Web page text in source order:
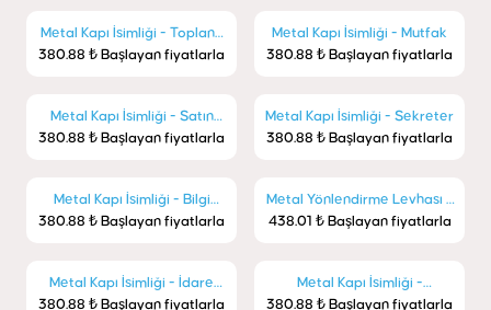
Metal Kapı İsimliği - Toplantı
Odası
380.88 ₺ Başlayan fiyatlarla
Metal Kapı İsimliği - Mutfak
380.88 ₺ Başlayan fiyatlarla
Metal Kapı İsimliği - Satın
Alma
380.88 ₺ Başlayan fiyatlarla
Metal Kapı İsimliği - Sekreter
380.88 ₺ Başlayan fiyatlarla
Metal Kapı İsimliği - Bilgi
İşlem
380.88 ₺ Başlayan fiyatlarla
Metal Yönlendirme Levhası -
Yangın Çıkışı
438.01 ₺ Başlayan fiyatlarla
Metal Kapı İsimliği - İdare
Amiri
380.88 ₺ Başlayan fiyatlarla
Metal Kapı İsimliği -
Muhasebe
380.88 ₺ Başlayan fiyatlarla